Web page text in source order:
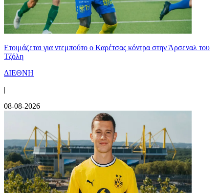
Ετοιμάζεται για ντεμπούτο ο Καρέτσας κόντρα στην Άρσεναλ του
Τζόλη
ΔΙΕΘΝΗ
|
08-08-2026